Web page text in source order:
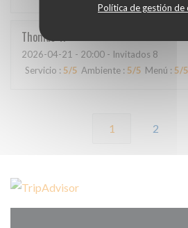
Política de gestión de
ThomasV
2026-04-21 - 20:00 - Invitados 8
Servicio : 5/5 Ambiente : 5/5 Menú : 5/5
1 2